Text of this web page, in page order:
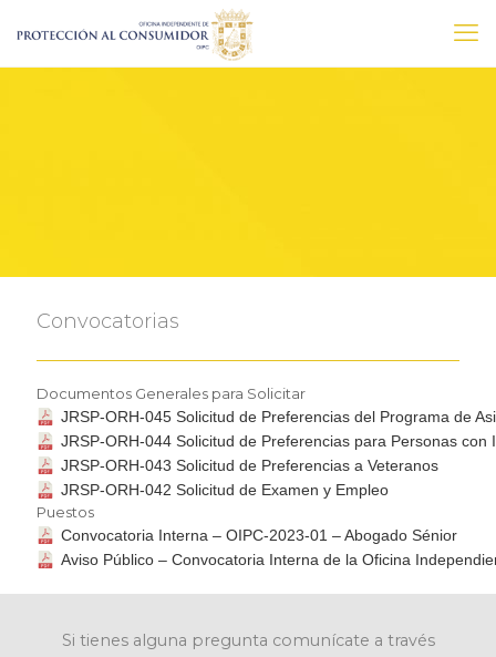
Convocatorias
Documentos Generales para Solicitar
JRSP-ORH-045 Solicitud de Preferencias del Programa de
JRSP-ORH-044 Solicitud de Preferencias para Personas con
JRSP-ORH-043 Solicitud de Preferencias a Veteranos
JRSP-ORH-042 Solicitud de Examen y Empleo
Puestos
Convocatoria Interna – OIPC-2023-01 – Abogado Sénior
Aviso Público – Convocatoria Interna de la Oficina
Si tienes alguna pregunta comunícate a través